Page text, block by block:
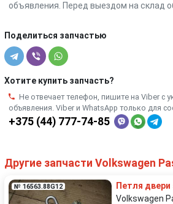
объявления. Перед выездом на склад
Поделиться запчастью
Хотите купить запчасть?
Не отвечает телефон, пишите на Viber с
объявления. Viber и WhatsApp только для
+375 (44) 777-74-85
Другие запчасти Volkswagen
№ 16563.88G12
Петля двери
Volkswagen